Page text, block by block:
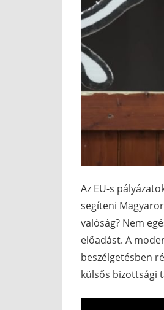
Az EU-s
segíteni
valóság? Nem
előadást. A
beszélgetésben
külsős bizottsági